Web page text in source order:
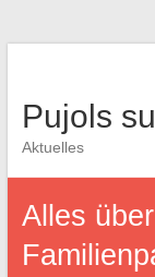
Pujols
Aktuelles
Alles